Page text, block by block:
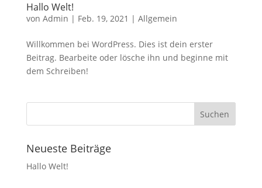
Hallo Welt!
von Admin | Feb. 19, 2021 | Allgemein
Willkommen bei WordPress. Dies ist dein erster
Beitrag. Bearbeite oder lösche ihn und beginne mit
dem Schreiben!
Neueste Beiträge
Hallo Welt!